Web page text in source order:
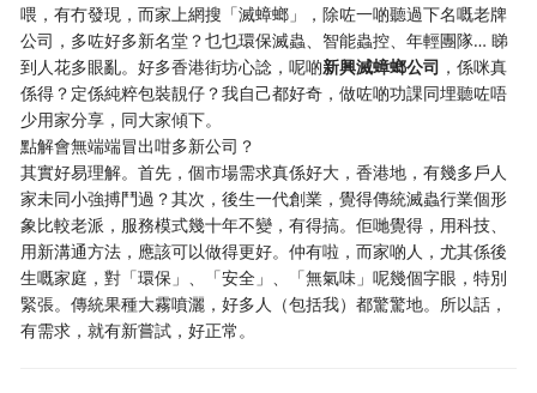
喂，有冇發現，而家上網搜「滅蟑螂」，除咗一啲聽過下名嘅老牌
公司，多咗好多新名堂？乜乜環保滅蟲、智能蟲控、年輕團隊… 睇
到人花多眼亂。好多香港街坊心諗，呢啲新興滅蟑螂公司 ，係咪真
係得？定係純粹包裝靚仔？我自己都好奇，做咗啲功課同埋聽咗唔
少用家分享，同大家傾下。
點解會無端端冒出咁多新公司？
其實好易理解。首先，個市場需求真係好大，香港地，有幾多戶人
家未同小強搏鬥過？其次，後生一代創業，覺得傳統滅蟲行業個形
象比較老派，服務模式幾十年不變，有得搞。佢哋覺得，用科技、
用新溝通方法，應該可以做得更好。仲有啦，而家啲人，尤其係後
生嘅家庭，對「環保」、「安全」、「無氣味」呢幾個字眼，特別
緊張。傳統果種大霧噴灑，好多人（包括我）都驚驚地。所以話，
有需求，就有新嘗試，好正常。